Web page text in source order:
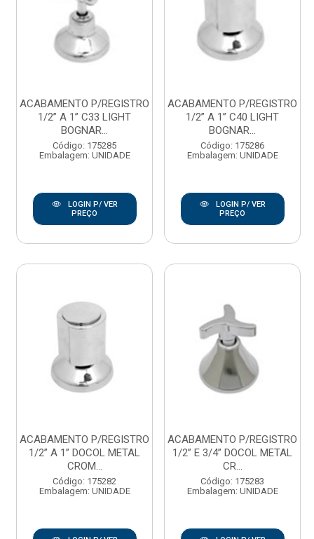
ACABAMENTO P/REGISTRO
1/2” A 1” C33 LIGHT
BOGNAR...
Código: 175285
Embalagem: UNIDADE
LOGIN P/ VER
PREÇO
ACABAMENTO P/REGISTRO
1/2” A 1” C40 LIGHT
BOGNAR...
Código: 175286
Embalagem: UNIDADE
LOGIN P/ VER
PREÇO
ACABAMENTO P/REGISTRO
1/2” A 1” DOCOL METAL
CROM...
Código: 175282
Embalagem: UNIDADE
ACABAMENTO P/REGISTRO
1/2” E 3/4” DOCOL METAL
CR...
Código: 175283
Embalagem: UNIDADE